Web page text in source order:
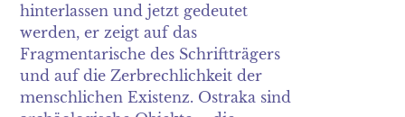
hinterlassen und jetzt gedeutet
werden, er zeigt auf das
Fragmentarische des Schriftträgers
und auf die Zerbrechlichkeit der
menschlichen Existenz. Ostraka sind